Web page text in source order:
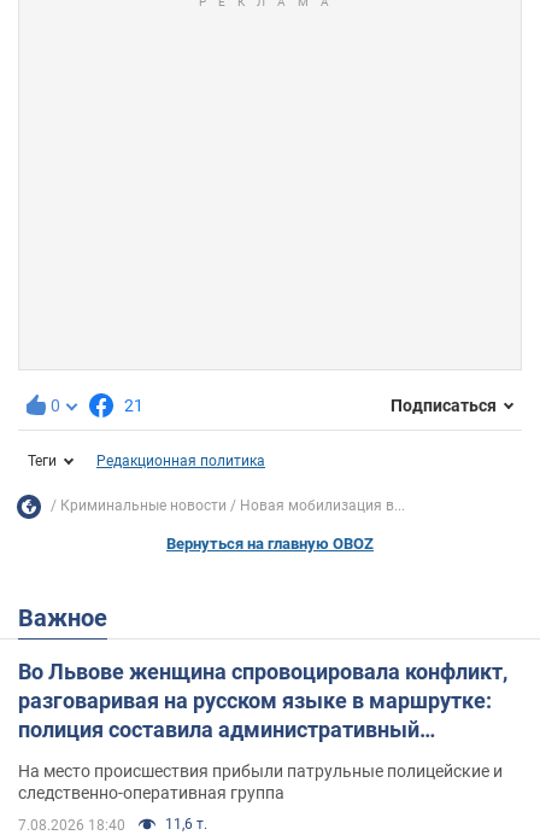
0 21 Подписаться
Теги Редакционная политика
Криминальные новости Новая мобилизация в...
Вернуться на главную OBOZ
Важное
Во Львове женщина спровоцировала конфликт,
разговаривая на русском языке в маршрутке:
полиция составила административный
На место происшествия прибыли патрульные полицейские и
следственно-оперативная группа
7.08.2026 18:40 11,6 т.